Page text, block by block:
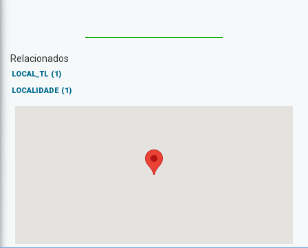
Relacionados
LOCAL_TL (1)
LOCALIDADE (1)